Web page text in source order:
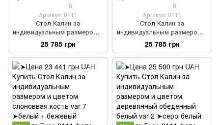
6
Артикул: 0111
Стол Калин за
индивидуальным размером и
цветом деревянный
обеденный орех лак
25 785 грн
6
Артикул: 0111
Стол Калин за
индивидуальным размером и
цветом деревянный
обеденный слоновая кость
var 6
25 785 грн